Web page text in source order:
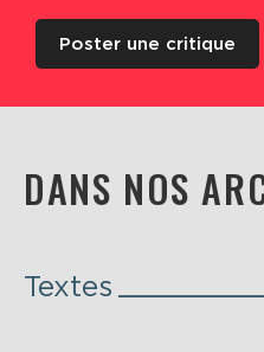
Poster une critique
DANS NOS
Textes